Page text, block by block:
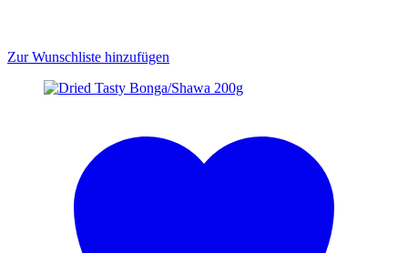
Zur Wunschliste hinzufügen